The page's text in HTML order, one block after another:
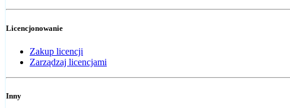
Licencjonowanie
Zakup licencji
Zarządzaj licencjami
Inny